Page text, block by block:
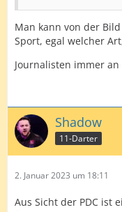
Man kann von der
Sport, egal welcher
Journalisten immer
Shadow
11-Darter
2. Januar 2023 um 18:11
Aus Sicht der PDC ist